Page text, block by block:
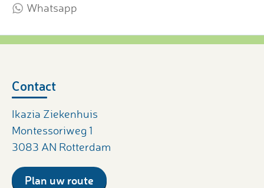
Whatsapp
Contact
Ikazia Ziekenhuis
Montessoriweg 1
3083 AN Rotterdam
Plan uw route